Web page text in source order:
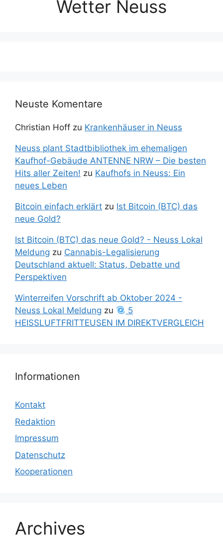
Wetter Neuss
Neuste Komentare
Christian Hoff zu Krankenhäuser in Neuss
Neuss plant Stadtbibliothek im ehemaligen
Kaufhof-Gebäude ANTENNE NRW – Die besten
Hits aller Zeiten! zu Kaufhofs in Neuss: Ein
neues Leben
Bitcoin einfach erklärt zu Ist Bitcoin (BTC) das
neue Gold?
Ist Bitcoin (BTC) das neue Gold? - Neuss Lokal
Meldung zu Cannabis-Legalisierung
Deutschland aktuell: Status, Debatte und
Perspektiven
Winterreifen Vorschrift ab Oktober 2024 -
Neuss Lokal Meldung zu
5
HEISSLUFTFRITTEUSEN IM DIREKTVERGLEICH
Informationen
Kontakt
Redaktion
Impressum
Datenschutz
Kooperationen
Archives